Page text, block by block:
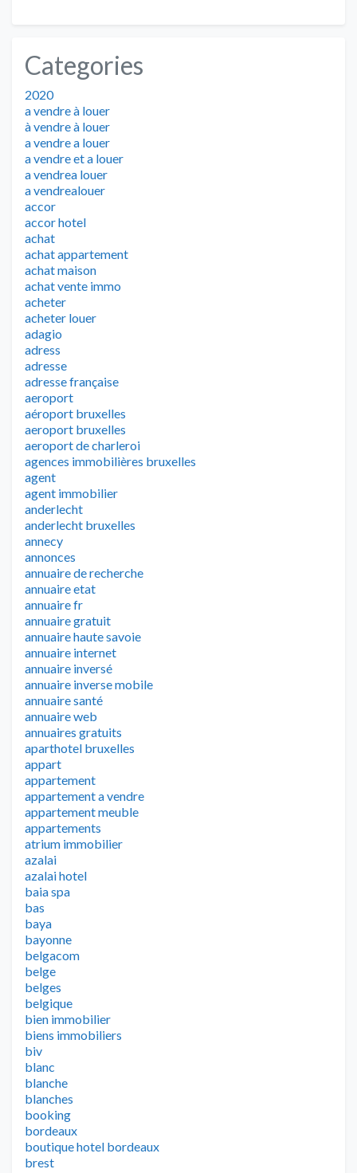
Categories
2020
a vendre à louer
à vendre à louer
a vendre a louer
a vendre et a louer
a vendrea louer
a vendrealouer
accor
accor hotel
achat
achat appartement
achat maison
achat vente immo
acheter
acheter louer
adagio
adress
adresse
adresse française
aeroport
aéroport bruxelles
aeroport bruxelles
aeroport de charleroi
agences immobilières bruxelles
agent
agent immobilier
anderlecht
anderlecht bruxelles
annecy
annonces
annuaire de recherche
annuaire etat
annuaire fr
annuaire gratuit
annuaire haute savoie
annuaire internet
annuaire inversé
annuaire inverse mobile
annuaire santé
annuaire web
annuaires gratuits
aparthotel bruxelles
appart
appartement
appartement a vendre
appartement meuble
appartements
atrium immobilier
azalai
azalai hotel
baia spa
bas
baya
bayonne
belgacom
belge
belges
belgique
bien immobilier
biens immobiliers
biv
blanc
blanche
blanches
booking
bordeaux
boutique hotel bordeaux
brest